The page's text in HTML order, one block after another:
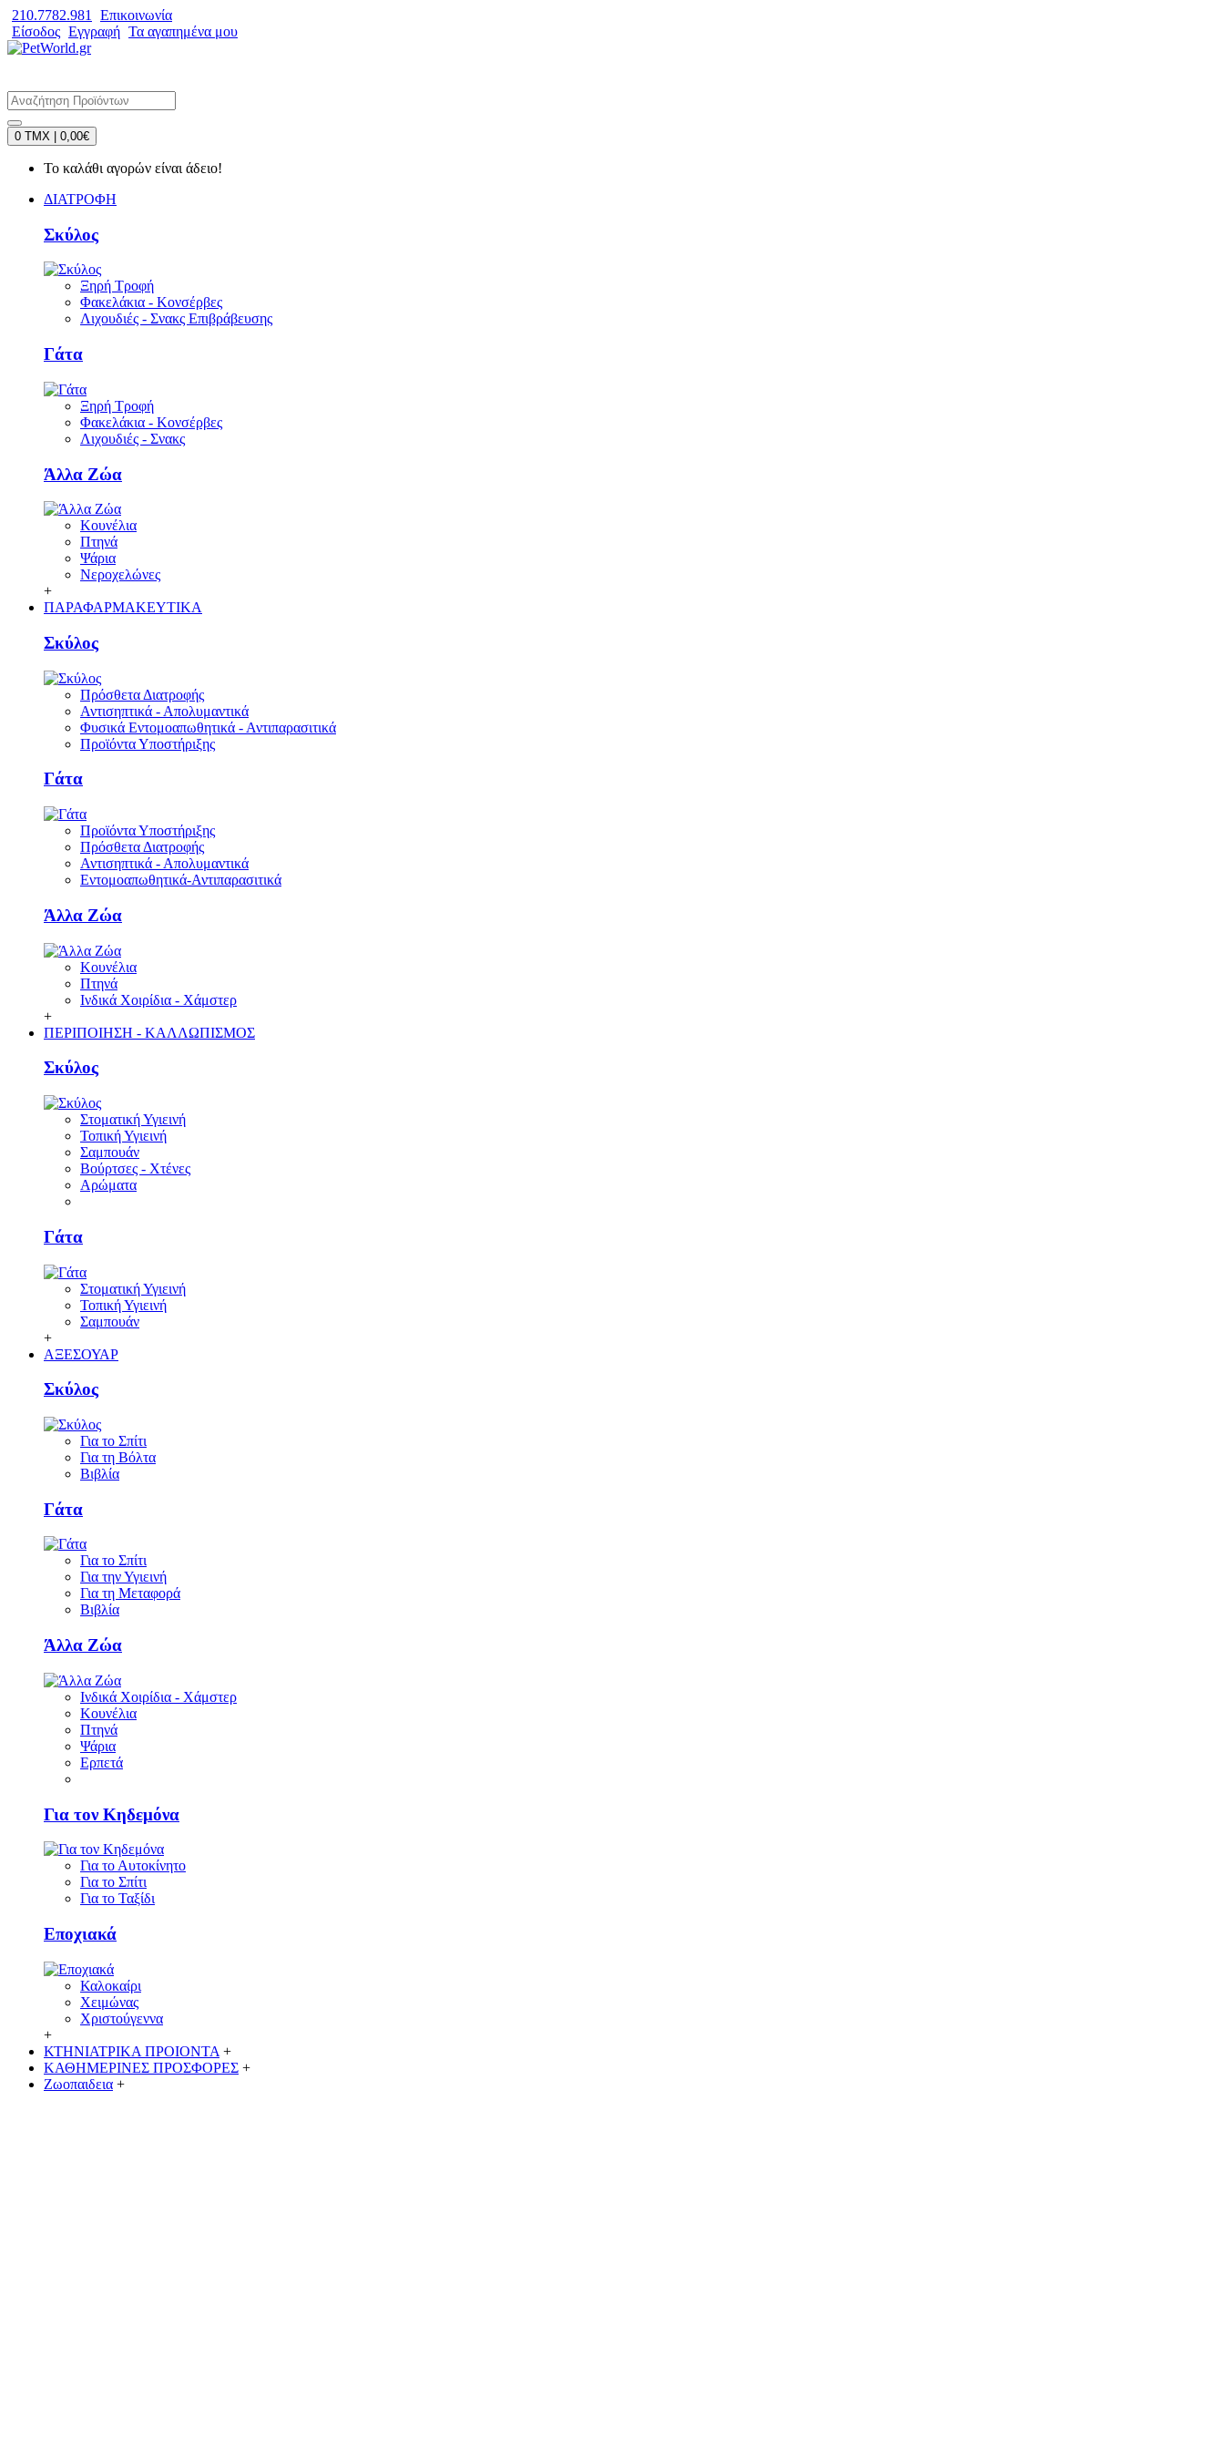
210.7782.981
Επικοινωνία
Είσοδος Εγγραφή Τα αγαπημένα μου
0 TMX | 0,00€
Το καλάθι αγορών είναι άδειο!
ΔΙΑΤΡΟΦΗ
Σκύλος
Ξηρή Τροφή
Φακελάκια - Κονσέρβες
Λιχουδιές - Σνακς Επιβράβευσης
Γάτα
Ξηρή Τροφή
Φακελάκια - Κονσέρβες
Λιχουδιές - Σνακς
Άλλα Ζώα
Κουνέλια
Πτηνά
Ψάρια
Νεροχελώνες
+
ΠΑΡΑΦΑΡΜΑΚΕΥΤΙΚΑ
Σκύλος
Πρόσθετα Διατροφής
Αντισηπτικά - Απολυμαντικά
Φυσικά Εντομοαπωθητικά - Αντιπαρασιτικά
Προϊόντα Υποστήριξης
Γάτα
Προϊόντα Υποστήριξης
Πρόσθετα Διατροφής
Αντισηπτικά - Απολυμαντικά
Εντομοαπωθητικά-Αντιπαρασιτικά
Άλλα Ζώα
Κουνέλια
Πτηνά
Ινδικά Χοιρίδια - Χάμστερ
+
ΠΕΡΙΠΟΙΗΣΗ - ΚΑΛΛΩΠΙΣΜΟΣ
Σκύλος
Στοματική Υγιεινή
Τοπική Υγιεινή
Σαμπουάν
Βούρτσες - Χτένες
Αρώματα
Γάτα
Στοματική Υγιεινή
Τοπική Υγιεινή
Σαμπουάν
+
ΑΞΕΣΟΥΑΡ
Σκύλος
Για το Σπίτι
Για τη Βόλτα
Βιβλία
Γάτα
Για το Σπίτι
Για την Υγιεινή
Για τη Μεταφορά
Βιβλία
Άλλα Ζώα
Ινδικά Χοιρίδια - Χάμστερ
Κουνέλια
Πτηνά
Ψάρια
Ερπετά
Για τον Κηδεμόνα
Για το Αυτοκίνητο
Για το Σπίτι
Για το Ταξίδι
Εποχιακά
Καλοκαίρι
Χειμώνας
Χριστούγεννα
+
ΚΤΗΝΙΑΤΡΙΚΑ ΠΡΟΙΟΝΤΑ +
ΚΑΘΗΜΕΡΙΝΕΣ ΠΡΟΣΦΟΡΕΣ +
Ζωοπαιδεια +